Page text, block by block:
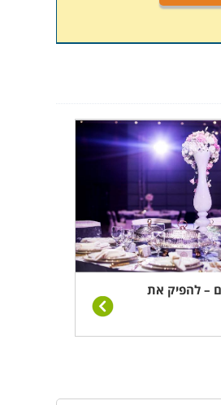
לחדש ולהיזכר אצל
ובין אם תקשורת במובן
המדיה המגוונים לצרכים
מאחורי ההעדפה,
המקצועי שבו אין רגע דל
בעניין מורכב זה בעצמם,
– להפיק את